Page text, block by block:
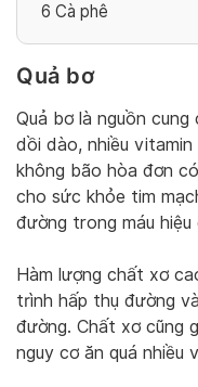
6 Cà phê
Quả bơ
Quả bơ là nguồn
dồi dào, nhiều
không bão hòa đơn
cho sức khỏe tim
đường trong máu hiệu
Hàm lượng chất xơ
trình hấp thụ đường
đường. Chất xơ cũng
nguy cơ ăn quá nhiều